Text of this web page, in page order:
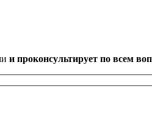
и проконсультирует по всем